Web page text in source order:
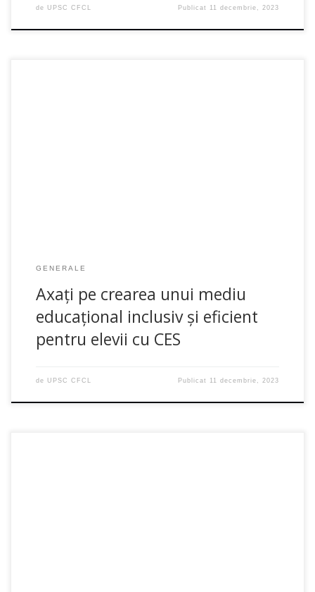
de UPSC CFCL Publicat 11 decembrie, 2023
GENERALE
Axați pe crearea unui mediu
educațional inclusiv și eficient
pentru elevii cu CES
de UPSC CFCL Publicat 11 decembrie, 2023